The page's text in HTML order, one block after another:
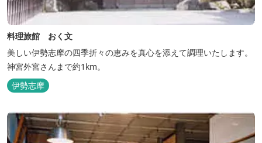
料理旅館 おく文
美しい伊勢志摩の四季折々の恵みを真心を添えて調理いたします。
神宮外宮さんまで約1km。
伊勢志摩